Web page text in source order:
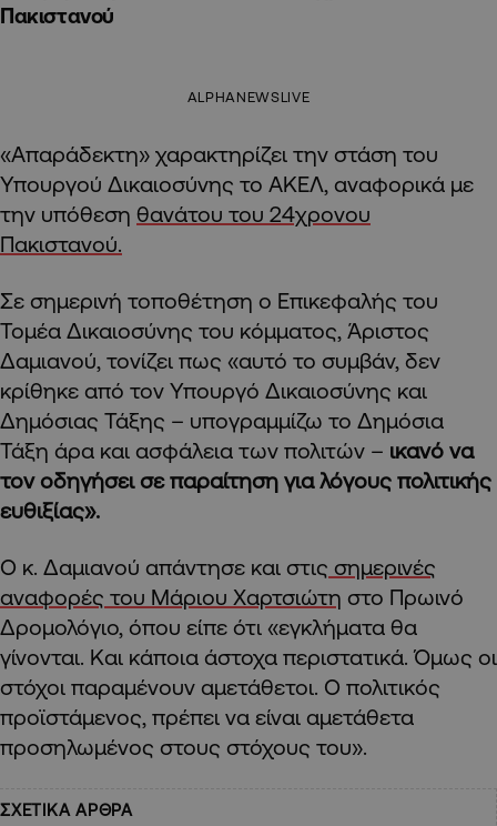
Πακιστανού
ALPHANEWSLIVE
«Απαράδεκτη» χαρακτηρίζει την στάση του
Υπουργού Δικαιοσύνης το ΑΚΕΛ, αναφορικά με
την υπόθεση θανάτου του 24χρονου
Πακιστανού.
Σε σημερινή τοποθέτηση ο Επικεφαλής του
Τομέα Δικαιοσύνης του κόμματος, Άριστος
Δαμιανού, τονίζει πως «αυτό το συμβάν, δεν
κρίθηκε από τον Υπουργό Δικαιοσύνης και
Δημόσιας Τάξης – υπογραμμίζω το Δημόσια
Τάξη άρα και ασφάλεια των πολιτών – ικανό να
τον οδηγήσει σε παραίτηση για λόγους πολιτικής
ευθιξίας».
Ο κ. Δαμιανού απάντησε και στις σημερινές
αναφορές του Μάριου Χαρτσιώτη στο Πρωινό
Δρομολόγιο, όπου είπε ότι «εγκλήματα θα
γίνονται. Και κάποια άστοχα περιστατικά. Όμως οι
στόχοι παραμένουν αμετάθετοι. Ο πολιτικός
προϊστάμενος, πρέπει να είναι αμετάθετα
προσηλωμένος στους στόχους του».
ΣΧΕΤΙΚΑ ΑΡΘΡΑ